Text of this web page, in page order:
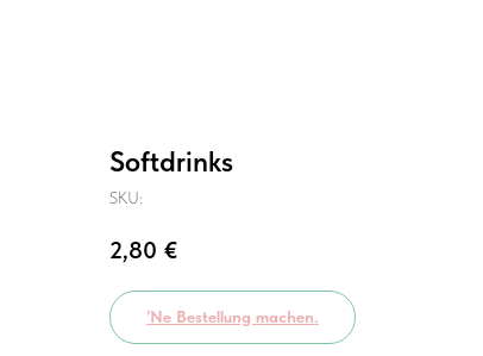
Softdrinks
SKU:
2,80 €
’Ne Bestellung machen.